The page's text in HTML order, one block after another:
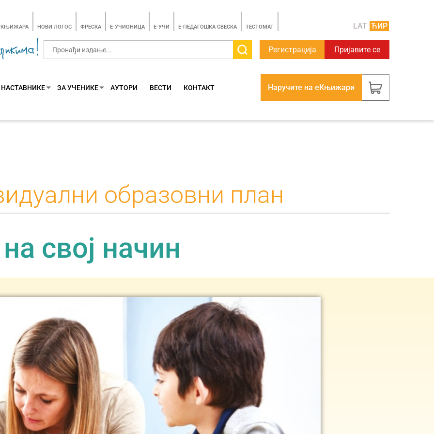
КЊИЖАРА НОВИ ЛОГОС ФРЕСКА E-УЧИОНИЦА E-УЧИ Е-ПЕДАГОШКА СВЕСКА TЕСТОМАТ LAT ЋИР
Регистрација Пријавите се
НАСТАВНИКЕ ЗА УЧЕНИКЕ АУТОРИ ВЕСТИ КОНТАКТ Наручите на еКњижари
образовни план
свој начин